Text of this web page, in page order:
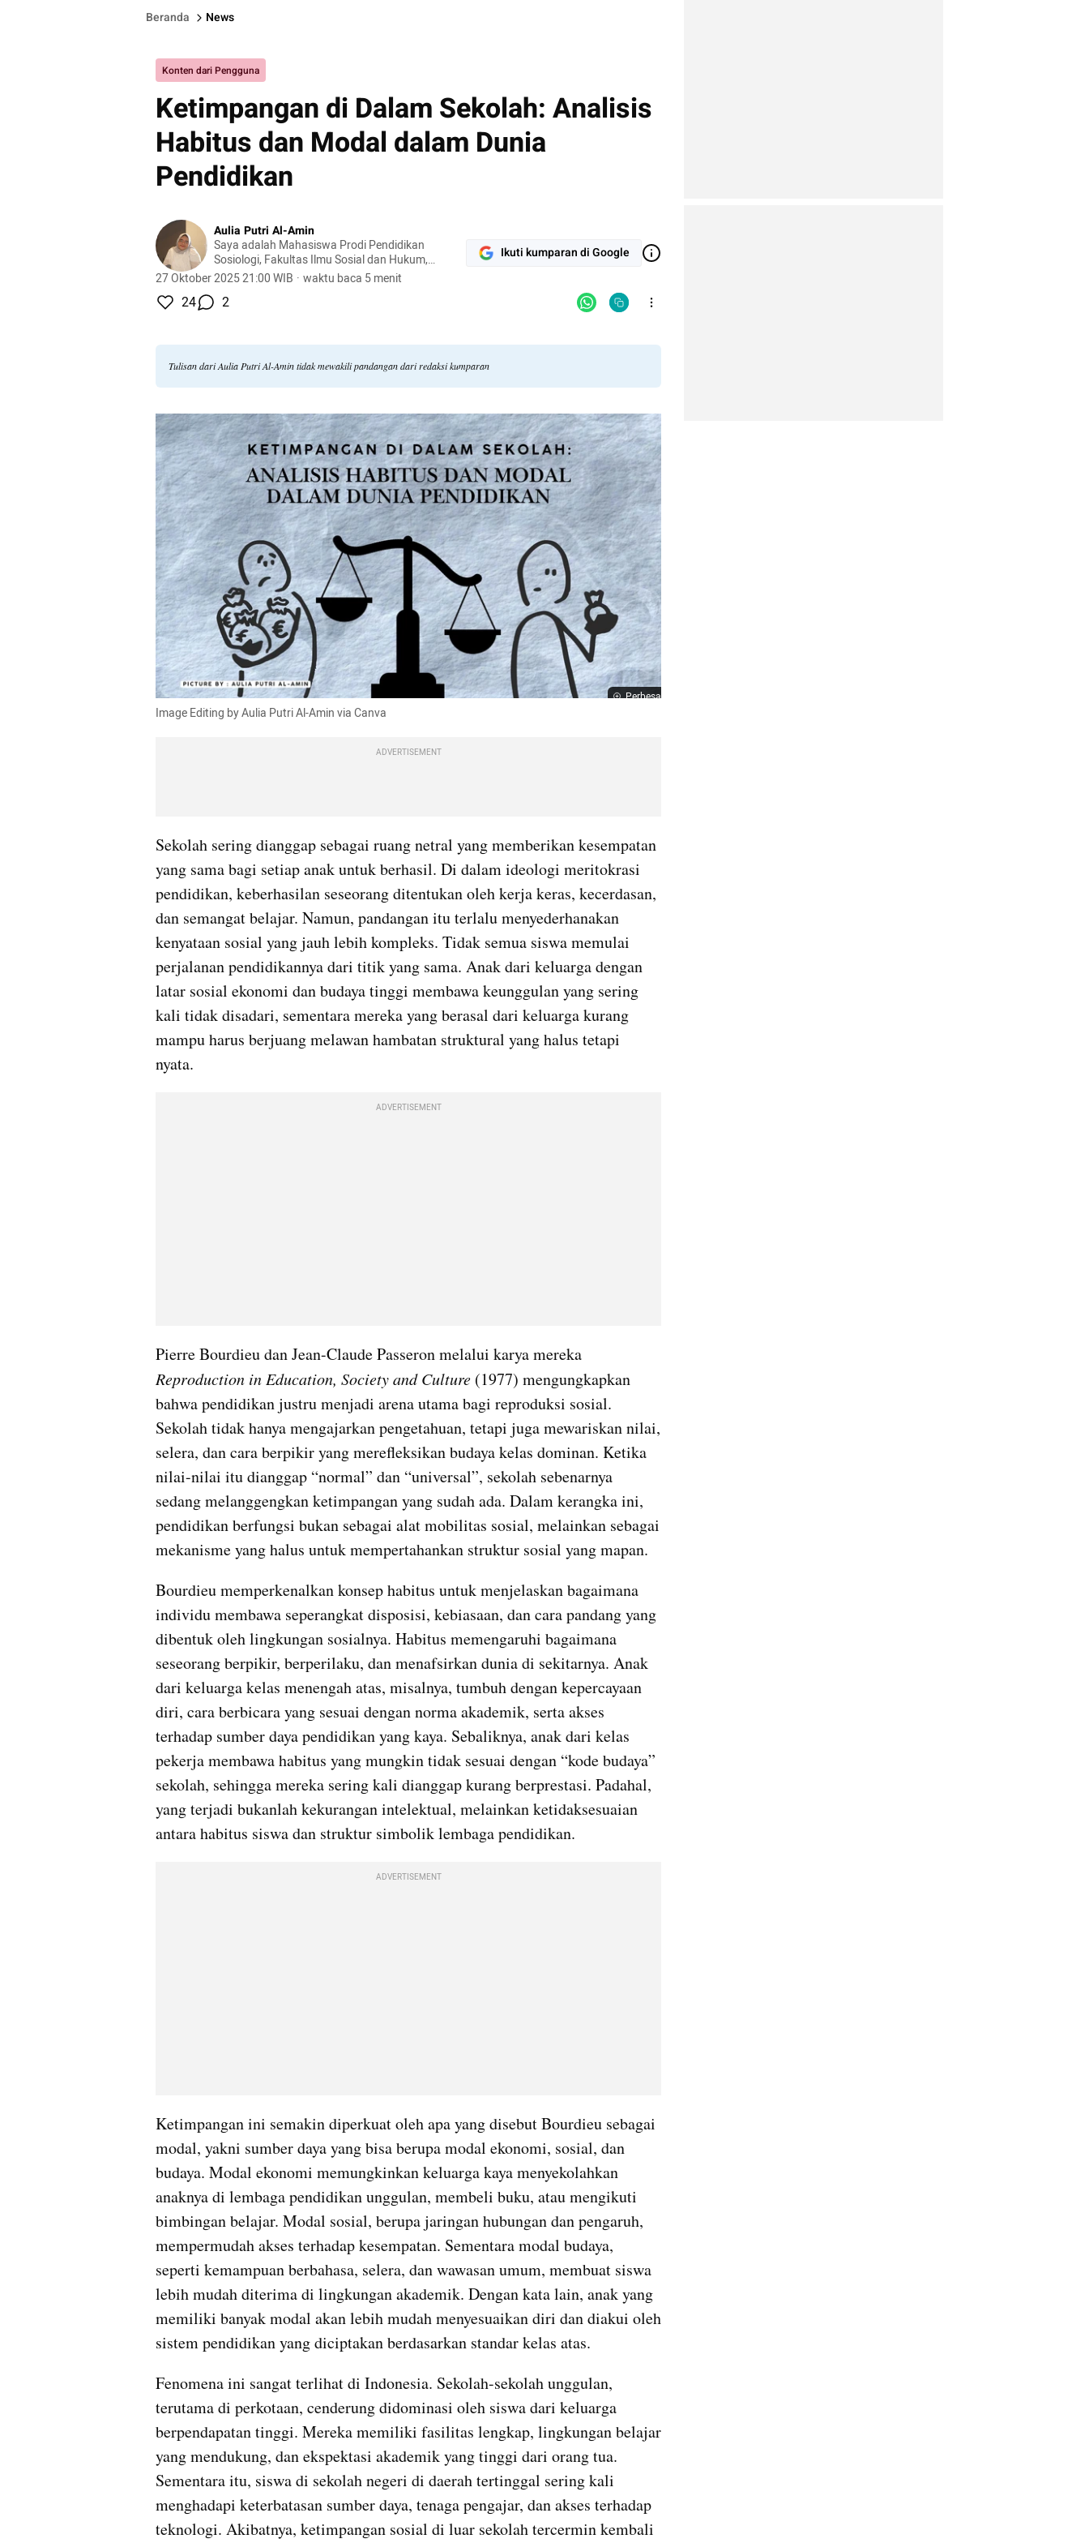
Beranda News
Konten dari Pengguna
Ketimpangan di Dalam Sekolah: Analisis
Habitus dan Modal dalam Dunia
Pendidikan
Aulia Putri Al-Amin
Saya adalah Mahasiswa Prodi Pendidikan
Sosiologi, Fakultas Ilmu Sosial dan Hukum,
Universitas Negeri Jakarta
27 Oktober 2025 21:00 WIB · waktu baca 5 menit
Ikuti kumparan di Google
24 2
Tulisan dari Aulia Putri Al-Amin tidak mewakili pandangan dari redaksi kumparan
Perbesar
Image Editing by Aulia Putri Al-Amin via Canva
ADVERTISEMENT
Sekolah sering dianggap sebagai ruang netral yang memberikan kesempatan
yang sama bagi setiap anak untuk berhasil. Di dalam ideologi meritokrasi
pendidikan, keberhasilan seseorang ditentukan oleh kerja keras, kecerdasan,
dan semangat belajar. Namun, pandangan itu terlalu menyederhanakan
kenyataan sosial yang jauh lebih kompleks. Tidak semua siswa memulai
perjalanan pendidikannya dari titik yang sama. Anak dari keluarga dengan
latar sosial ekonomi dan budaya tinggi membawa keunggulan yang sering
kali tidak disadari, sementara mereka yang berasal dari keluarga kurang
mampu harus berjuang melawan hambatan struktural yang halus tetapi
nyata.
ADVERTISEMENT
Reproduction in Education, Society and Culture (1977) mengungkapkan
bahwa pendidikan justru menjadi arena utama bagi reproduksi sosial.
Sekolah tidak hanya mengajarkan pengetahuan, tetapi juga mewariskan nilai,
selera, dan cara berpikir yang merefleksikan budaya kelas dominan. Ketika
nilai-nilai itu dianggap “normal” dan “universal”, sekolah sebenarnya
sedang melanggengkan ketimpangan yang sudah ada. Dalam kerangka ini,
pendidikan berfungsi bukan sebagai alat mobilitas sosial, melainkan sebagai
mekanisme yang halus untuk mempertahankan struktur sosial yang mapan.
Bourdieu memperkenalkan konsep habitus untuk menjelaskan bagaimana
individu membawa seperangkat disposisi, kebiasaan, dan cara pandang yang
dibentuk oleh lingkungan sosialnya. Habitus memengaruhi bagaimana
seseorang berpikir, berperilaku, dan menafsirkan dunia di sekitarnya. Anak
dari keluarga kelas menengah atas, misalnya, tumbuh dengan kepercayaan
diri, cara berbicara yang sesuai dengan norma akademik, serta akses
terhadap sumber daya pendidikan yang kaya. Sebaliknya, anak dari kelas
pekerja membawa habitus yang mungkin tidak sesuai dengan “kode budaya”
sekolah, sehingga mereka sering kali dianggap kurang berprestasi. Padahal,
yang terjadi bukanlah kekurangan intelektual, melainkan ketidaksesuaian
antara habitus siswa dan struktur simbolik lembaga pendidikan.
ADVERTISEMENT
Ketimpangan ini semakin diperkuat oleh apa yang disebut Bourdieu sebagai
modal, yakni sumber daya yang bisa berupa modal ekonomi, sosial, dan
budaya. Modal ekonomi memungkinkan keluarga kaya menyekolahkan
anaknya di lembaga pendidikan unggulan, membeli buku, atau mengikuti
bimbingan belajar. Modal sosial, berupa jaringan hubungan dan pengaruh,
mempermudah akses terhadap kesempatan. Sementara modal budaya,
seperti kemampuan berbahasa, selera, dan wawasan umum, membuat siswa
lebih mudah diterima di lingkungan akademik. Dengan kata lain, anak yang
memiliki banyak modal akan lebih mudah menyesuaikan diri dan diakui oleh
sistem pendidikan yang diciptakan berdasarkan standar kelas atas.
Fenomena ini sangat terlihat di Indonesia. Sekolah-sekolah unggulan,
terutama di perkotaan, cenderung didominasi oleh siswa dari keluarga
berpendapatan tinggi. Mereka memiliki fasilitas lengkap, lingkungan belajar
yang mendukung, dan ekspektasi akademik yang tinggi dari orang tua.
Sementara itu, siswa di sekolah negeri di daerah tertinggal sering kali
menghadapi keterbatasan sumber daya, tenaga pengajar, dan akses terhadap
teknologi. Akibatnya, ketimpangan sosial di luar sekolah tercermin kembali